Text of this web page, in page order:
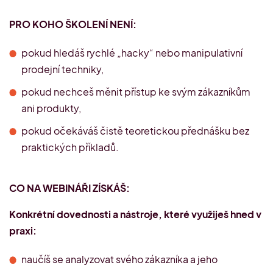
PRO KOHO ŠKOLENÍ NENÍ:
pokud hledáš rychlé „hacky“ nebo manipulativní
prodejní techniky,
pokud nechceš měnit přístup ke svým zákazníkům
ani produkty,
pokud očekáváš čistě teoretickou přednášku bez
praktických příkladů.
CO NA WEBINÁŘI ZÍSKÁŠ:
Konkrétní dovednosti a nástroje, které využiješ hned v
praxi:
naučíš se analyzovat svého zákazníka a jeho